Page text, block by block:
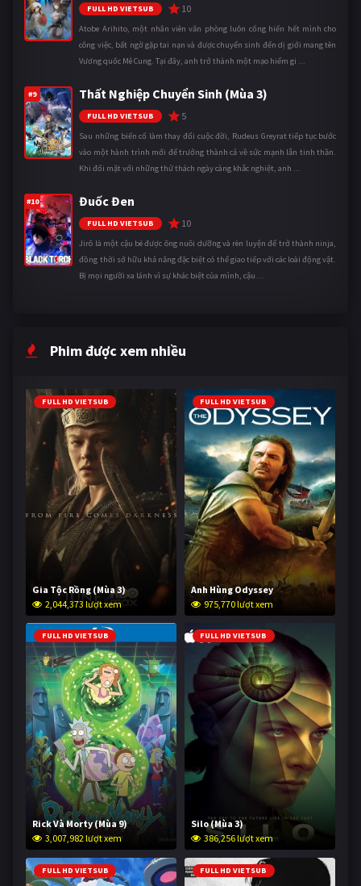
FULL HD VIETSUB 10
Atobe Arihito, một nhân viên văn phòng luôn cống hiến hết mình cho
công việc, bất ngờ gặp tai nạn và được chuyển sinh đến dị giới mang tên
Vương quốc Mê Cung. Tại đây, anh trở thành một mạo hiểm gi ...
#9 Thất Nghiệp Chuyển Sinh (Mùa 3)
FULL HD VIETSUB 5
Sau những biến cố làm thay đổi cuộc đời, Rudeus Greyrat tiếp tục bước
vào một hành trình mới để trưởng thành cả về sức mạnh lẫn tinh thần.
Khi đối mặt với những thử thách ngày càng khắc nghiệt, anh ...
#10 Đuốc Đen
FULL HD VIETSUB 10
Jirô là một cậu bé được ông nuôi dưỡng và rèn luyện để trở thành ninja,
đồng thời sở hữu khả năng đặc biệt có thể giao tiếp với các loài động vật.
Bị mọi người xa lánh vì sự khác biệt của mình, cậu ...
Phim được xem nhiều
FULL HD VIETSUB
Gia Tộc Rồng (Mùa 3)
2,044,373 lượt xem
FULL HD VIETSUB
Anh Hùng Odyssey
975,770 lượt xem
FULL HD VIETSUB
Rick Và Morty (Mùa 9)
3,007,982 lượt xem
FULL HD VIETSUB
Silo (Mùa 3)
386,256 lượt xem
FULL HD VIETSUB FULL HD VIETSUB